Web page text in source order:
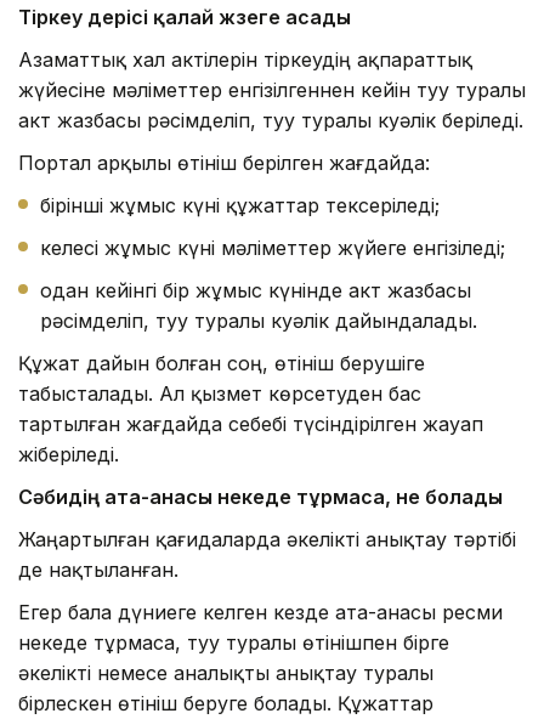
Тіркеу үдерісі қалай жүзеге асады
Азаматтық хал актілерін тіркеудің ақпараттық
жүйесіне мәліметтер енгізілгеннен кейін туу туралы
акт жазбасы рәсімделіп, туу туралы куәлік беріледі.
Портал арқылы өтініш берілген жағдайда:
бірінші жұмыс күні құжаттар тексеріледі;
келесі жұмыс күні мәліметтер жүйеге енгізіледі;
одан кейінгі бір жұмыс күнінде акт жазбасы
рәсімделіп, туу туралы куәлік дайындалады.
Құжат дайын болған соң, өтініш берушіге
табысталады. Ал қызмет көрсетуден бас
тартылған жағдайда себебі түсіндірілген жауап
жіберіледі.
Сәбидің ата-анасы некеде тұрмаса, не болады
Жаңартылған қағидаларда әкелікті анықтау тәртібі
де нақтыланған.
Егер бала дүниеге келген кезде ата-анасы ресми
некеде тұрмаса, туу туралы өтінішпен бірге
әкелікті немесе аналықты анықтау туралы
бірлескен өтініш беруге болады. Құжаттар